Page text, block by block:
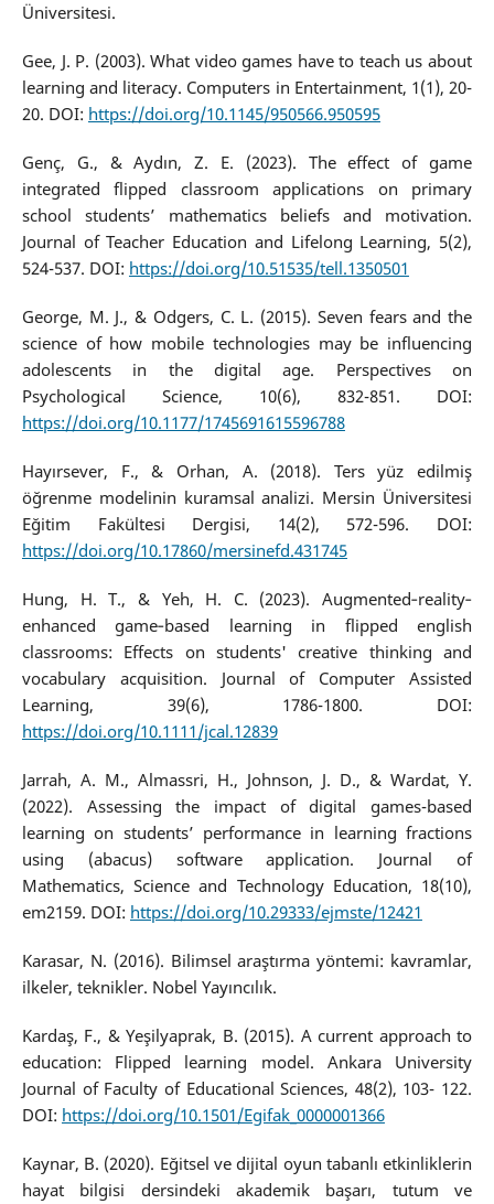
Üniversitesi.
Gee, J. P. (2003). What video games have to teach us about
learning and literacy. Computers in Entertainment, 1(1), 20-
20. DOI: https://doi.org/10.1145/950566.950595
Genç, G., & Aydın, Z. E. (2023). The effect of game
integrated flipped classroom applications on primary
school students’ mathematics beliefs and motivation.
Journal of Teacher Education and Lifelong Learning, 5(2),
524-537. DOI: https://doi.org/10.51535/tell.1350501
George, M. J., & Odgers, C. L. (2015). Seven fears and the
science of how mobile technologies may be influencing
adolescents in the digital age. Perspectives on
Psychological Science, 10(6), 832-851. DOI:
https://doi.org/10.1177/1745691615596788
Hayırsever, F., & Orhan, A. (2018). Ters yüz edilmiş
öğrenme modelinin kuramsal analizi. Mersin Üniversitesi
Eğitim Fakültesi Dergisi, 14(2), 572-596. DOI:
https://doi.org/10.17860/mersinefd.431745
Hung, H. T., & Yeh, H. C. (2023). Augmented‐reality‐
enhanced game‐based learning in flipped english
classrooms: Effects on students' creative thinking and
vocabulary acquisition. Journal of Computer Assisted
Learning, 39(6), 1786-1800. DOI:
https://doi.org/10.1111/jcal.12839
Jarrah, A. M., Almassri, H., Johnson, J. D., & Wardat, Y.
(2022). Assessing the impact of digital games-based
learning on students’ performance in learning fractions
using (abacus) software application. Journal of
Mathematics, Science and Technology Education, 18(10),
em2159. DOI: https://doi.org/10.29333/ejmste/12421
Karasar, N. (2016). Bilimsel araştırma yöntemi: kavramlar,
ilkeler, teknikler. Nobel Yayıncılık.
Kardaş, F., & Yeşilyaprak, B. (2015). A current approach to
education: Flipped learning model. Ankara University
Journal of Faculty of Educational Sciences, 48(2), 103- 122.
DOI: https://doi.org/10.1501/Egifak_0000001366
Kaynar, B. (2020). Eğitsel ve dijital oyun tabanlı etkinliklerin
hayat bilgisi dersindeki akademik başarı, tutum ve